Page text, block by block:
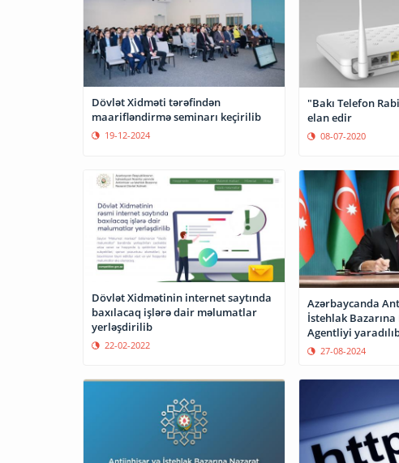
Dövlət Xidməti tərəfindən
maarifləndirmə seminarı keçirilib
19-12-2024
"Bakı Telefon
elan edir
08-07-2020
Dövlət Xidmətinin internet saytında
baxılacaq işlərə dair məlumatlar
yerləşdirilib
22-02-2022
Azərbaycanda
İstehlak
Agentliyi
27-08-2024